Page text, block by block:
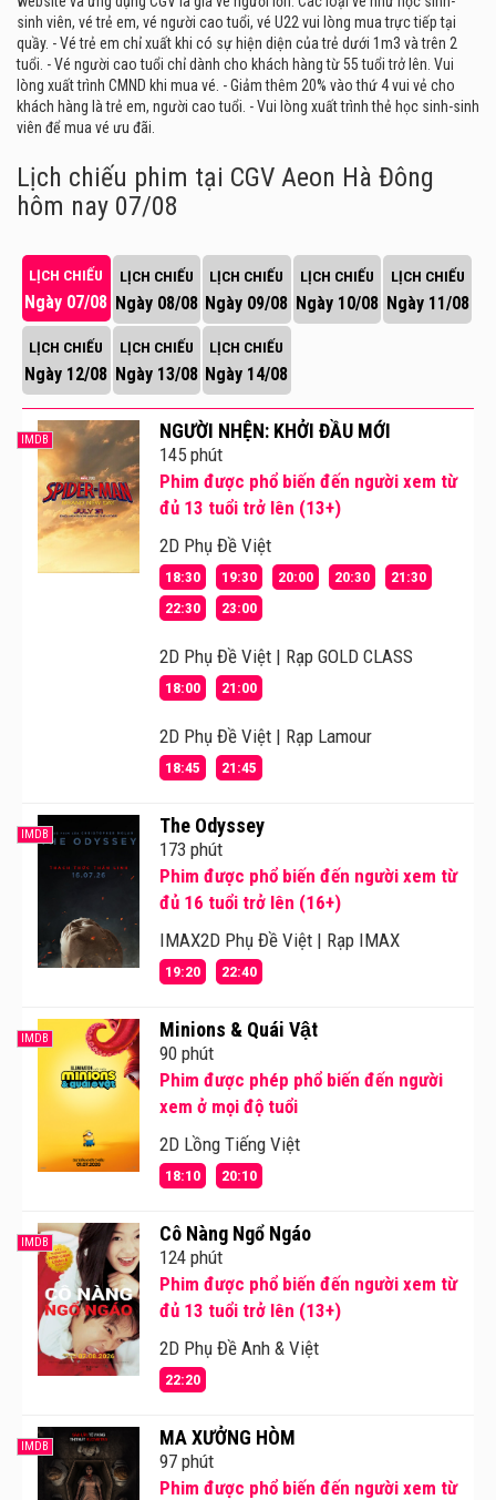
sinh viên, vé trẻ em, vé người cao tuổi, vé U22 vui lòng mua trực tiếp tại
quầy. - Vé trẻ em chỉ xuất khi có sự hiện diện của trẻ dưới 1m3 và trên 2
tuổi. - Vé người cao tuổi chỉ dành cho khách hàng từ 55 tuổi trở lên. Vui
lòng xuất trình CMND khi mua vé. - Giảm thêm 20% vào thứ 4 vui vẻ cho
khách hàng là trẻ em, người cao tuổi. - Vui lòng xuất trình thẻ học sinh-sinh
viên để mua vé ưu đãi.
Lịch chiếu phim tại CGV Aeon Hà Đông
hôm nay 07/08
LỊCH CHIẾU
Ngày 07/08
LỊCH CHIẾU
Ngày 08/08
LỊCH CHIẾU
Ngày 09/08
LỊCH CHIẾU
Ngày 10/08
LỊCH CHIẾU
Ngày 11/08
LỊCH CHIẾU
Ngày 12/08
LỊCH CHIẾU
Ngày 13/08
LỊCH CHIẾU
Ngày 14/08
IMDB NGƯỜI NHỆN: KHỞI ĐẦU MỚI
145 phút
Phim được phổ biến đến người xem từ
đủ 13 tuổi trở lên (13+)
2D Phụ Đề Việt
18:30 19:30 20:00 20:30
21:30
22:30
23:00
2D Phụ Đề Việt | Rạp GOLD CLASS
18:00 21:00
2D Phụ Đề Việt | Rạp Lamour
18:45 21:45
IMDB The Odyssey
173 phút
Phim được phổ biến đến người xem từ
đủ 16 tuổi trở lên (16+)
IMAX2D Phụ Đề Việt | Rạp IMAX
19:20 22:40
IMDB Minions & Quái Vật
90 phút
Phim được phép phổ biến đến người
xem ở mọi độ tuổi
2D Lồng Tiếng Việt
18:10 20:10
IMDB Cô Nàng Ngổ Ngáo
124 phút
Phim được phổ biến đến người xem từ
đủ 13 tuổi trở lên (13+)
2D Phụ Đề Anh & Việt
22:20
IMDB MA XƯỞNG HÒM
97 phút
Phim được phổ biến đến người xem từ